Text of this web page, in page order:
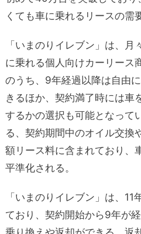
くても車に乗れるリースの需
「いまのりイレブン」は、
に乗れる個人向けカーリース
のうち、9年経過以降は自由
きるほか、契約満了時には車
するかの選択も可能となって
る、契約期間中のオイル交換
額リース料に含まれており、
平準化される。
「いまのりイレブン」は、
ており、契約開始から9年が